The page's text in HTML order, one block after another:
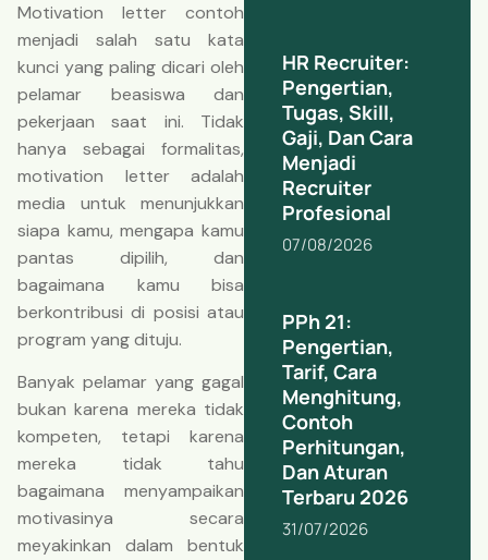
Motivation letter contoh
menjadi salah satu kata
kunci yang paling dicari oleh
pelamar beasiswa dan
pekerjaan saat ini. Tidak
hanya sebagai formalitas,
motivation letter adalah
media untuk menunjukkan
siapa kamu, mengapa kamu
pantas dipilih, dan
bagaimana kamu bisa
berkontribusi di posisi atau
program yang dituju.
Banyak pelamar yang gagal
bukan karena mereka tidak
kompeten, tetapi karena
mereka tidak tahu
bagaimana menyampaikan
motivasinya secara
meyakinkan dalam bentuk
HR Recruiter:
Pengertian,
Tugas, Skill,
Gaji, Dan Cara
Menjadi
Recruiter
Profesional
07/08/2026
PPh 21:
Pengertian,
Tarif, Cara
Menghitung,
Contoh
Perhitungan,
Dan Aturan
Terbaru 2026
31/07/2026